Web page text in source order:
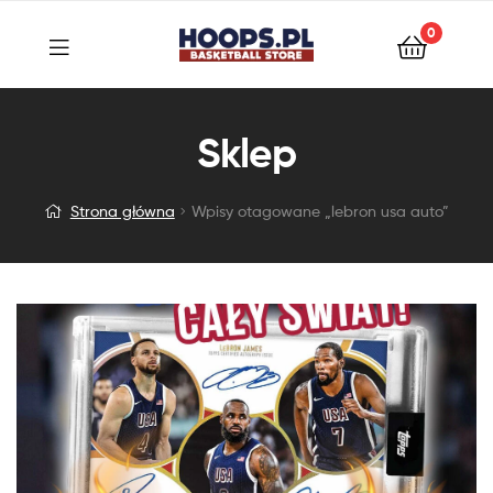
0
Sklep
Strona główna Wpisy otagowane „lebron usa auto”